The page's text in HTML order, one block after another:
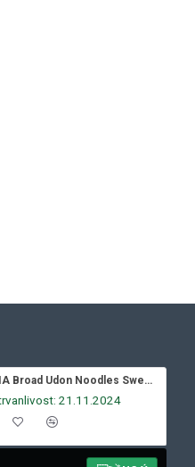
BAIJIA Broad Udon Noodles Sweet & Spicy 270g
21.11.2024